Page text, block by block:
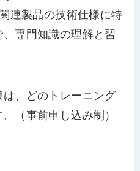
連製品の技術仕様に特
専門知識の理解と習
、どのトレーニング
（事前申し込み制）